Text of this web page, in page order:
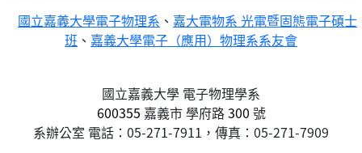
國立嘉義大學電子物理系 、 嘉大電物系 光電暨固態電子碩士
班 、 嘉義大學電子（應用）物理系系友會
國立嘉義大學 電子物理學系
600355 嘉義市學府路300 號
系辦公室 電話：05-271-7911，傳真：05-271-7909